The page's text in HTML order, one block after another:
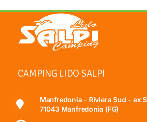
CAMPING LIDO SALPI
Manfredonia - Riviera Sud - ex
71043 Manfredonia (FG)